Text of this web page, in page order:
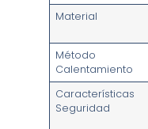
Material
Método
Calentamiento
Seguridad